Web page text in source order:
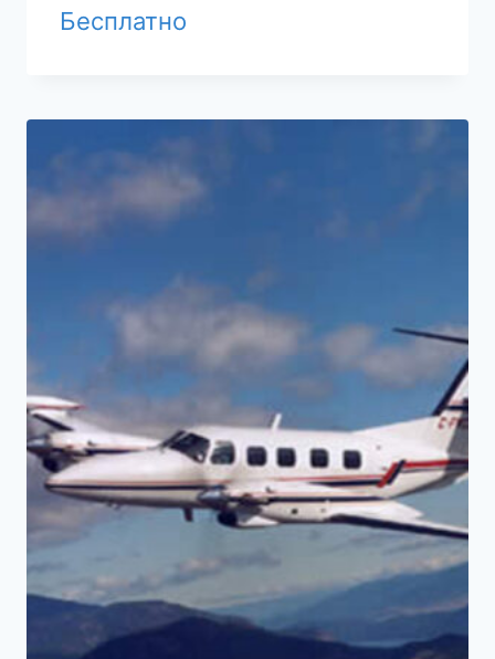
Бесплатно